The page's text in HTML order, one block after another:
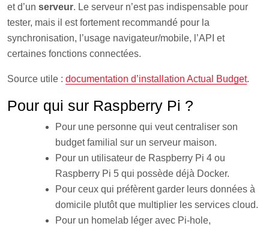
et d’un serveur. Le serveur n’est pas indispensable pour
tester, mais il est fortement recommandé pour la
synchronisation, l’usage navigateur/mobile, l’API et
certaines fonctions connectées.
Source utile : documentation d’installation Actual Budget.
Pour qui sur Raspberry Pi ?
Pour une personne qui veut centraliser son
budget familial sur un serveur maison.
Pour un utilisateur de Raspberry Pi 4 ou
Raspberry Pi 5 qui possède déjà Docker.
Pour ceux qui préfèrent garder leurs données à
domicile plutôt que multiplier les services cloud.
Pour un homelab léger avec Pi-hole,